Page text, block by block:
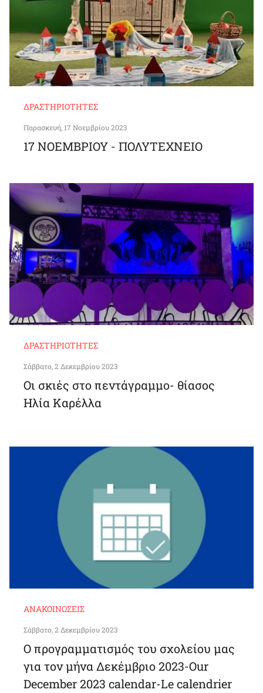
ΔΡΑΣΤΗΡΙΌΤΗΤΕΣ
Παρασκευή, 17 Νοεμβρίου 2023
17 ΝΟΕΜΒΡΙΟΥ - ΠΟΛΥΤΕΧΝΕΙΟ
ΔΡΑΣΤΗΡΙΌΤΗΤΕΣ
Σάββατο, 2 Δεκεμβρίου 2023
Οι σκιές στο πεντάγραμμο- θίασος
Ηλία Καρέλλα
ΑΝΑΚΟΙΝΏΣΕΙΣ
Σάββατο, 2 Δεκεμβρίου 2023
Ο προγραμματισμός του σχολείου μας
για τον μήνα Δεκέμβριο 2023-Our
December 2023 calendar-Le calendrier